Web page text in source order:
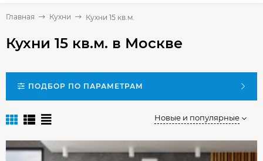
Главная Кухни Кухни 15 кв.м.
Кухни 15 кв.м. в Москве
ПОДБОР ПО ПАРАМЕТРАМ
Новые и популярные